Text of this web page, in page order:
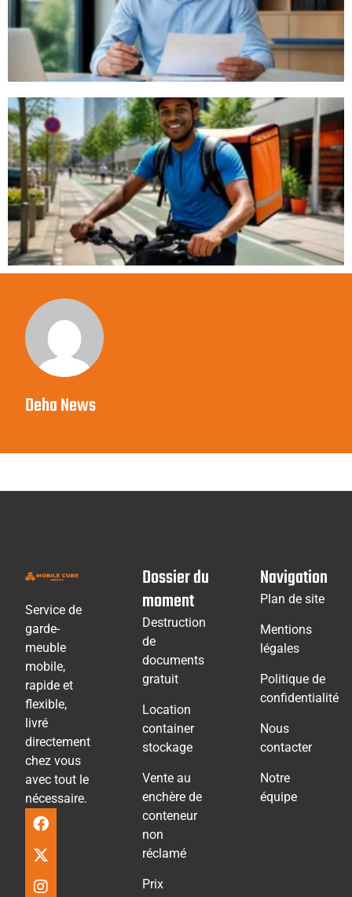
Deha News
Service de
garde-
meuble
mobile,
rapide et
flexible,
livré
directement
chez vous
avec tout le
nécessaire.
Dossier du
moment
Destruction
de
documents
gratuit
Location
container
stockage
Vente au
enchère de
conteneur
non
réclamé
Prix
Navigation
Plan de site
Mentions
légales
Politique de
confidentialité
Nous
contacter
Notre
équipe